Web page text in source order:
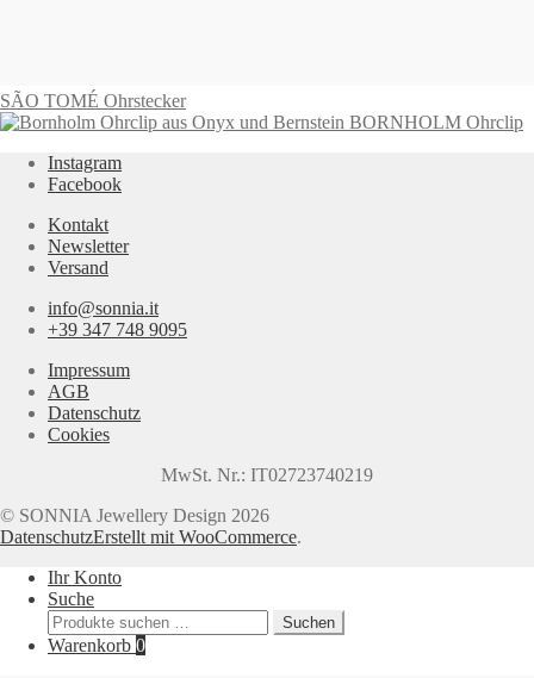
SÃO TOMÉ Ohrstecker
BORNHOLM Ohrclip
Instagram
Facebook
Kontakt
Newsletter
Versand
info@sonnia.it
+39 347 748 9095
Impressum
AGB
Datenschutz
Cookies
MwSt. Nr.: IT02723740219
© SONNIA Jewellery Design 2026
DatenschutzErstellt mit WooCommerce.
Ihr Konto
Suche
Suchen
nach:
Suchen
Warenkorb 0